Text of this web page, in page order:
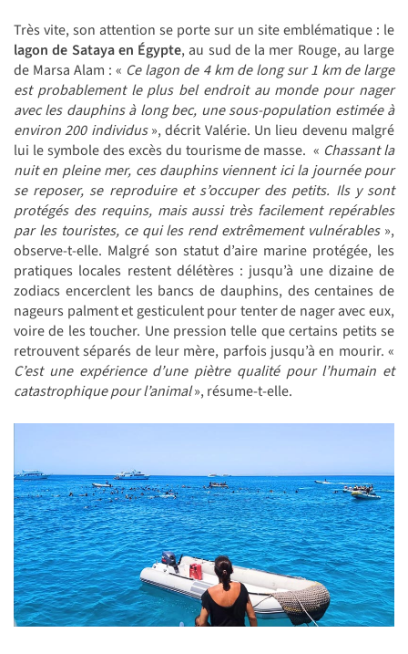
Très vite, son attention se porte sur un site emblématique : le
lagon de Sataya en Égypte, au sud de la mer Rouge, au large
de Marsa Alam : « Ce lagon de 4 km de long sur 1 km de large
est probablement le plus bel endroit au monde pour nager
avec les dauphins à long bec, une sous-population estimée à
environ 200 individus», décrit Valérie. Un lieu devenu malgré
lui le symbole des excès du tourisme de masse. « Chassant la
nuit en pleine mer, ces dauphins viennent ici la journée pour
se reposer, se reproduire et s’occuper des petits. Ils y sont
protégés des requins, mais aussi très facilement repérables
par les touristes, ce qui les rend extrêmement vulnérables »,
observe-t-elle. Malgré son statut d’aire marine protégée, les
pratiques locales restent délétères : jusqu’à une dizaine de
zodiacs encerclent les bancs de dauphins, des centaines de
nageurs palment et gesticulent pour tenter de nager avec eux,
voire de les toucher. Une pression telle que certains petits se
retrouvent séparés de leur mère, parfois jusqu’à en mourir. «
C’est une expérience d’une piètre qualité pour l’humain et
catastrophique pour l’animal», résume-t-elle.